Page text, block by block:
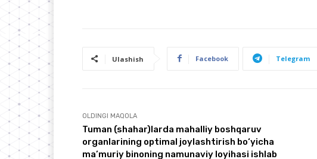
Ulashish Facebook Telegram
OLDINGI MAQOLA
Tuman (shahar)larda mahalliy boshqaruv
organlarining optimal joylashtirish bo‘yicha
ma’muriy binoning namunaviy loyihasi ishlab